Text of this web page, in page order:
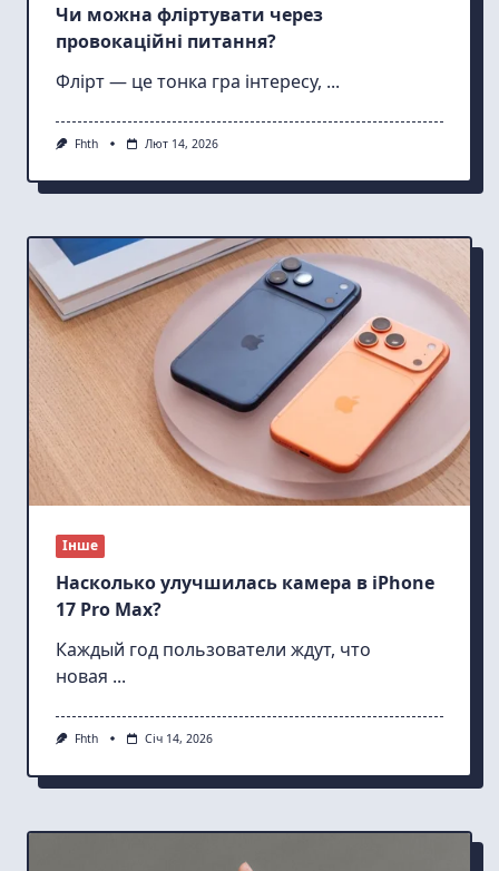
Чи можна фліртувати через
провокаційні питання?
Флірт — це тонка гра інтересу, ...
Fhth Лют 14, 2026
Інше
Насколько улучшилась камера в iPhone
17 Pro Max?
Каждый год пользователи ждут, что
новая ...
Fhth Січ 14, 2026